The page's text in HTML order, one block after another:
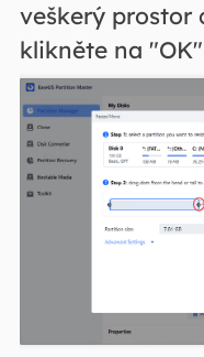
veškerý prostor
klikněte na